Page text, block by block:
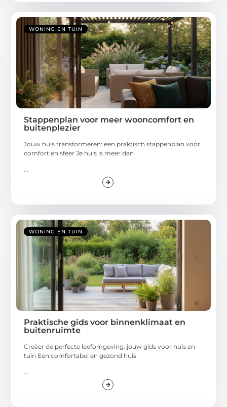
WONING EN TUIN
Stappenplan voor meer wooncomfort en
buitenplezier
Jouw huis transformeren: een praktisch stappenplan voor
comfort en sfeer Je huis is meer dan
...
WONING EN TUIN
Praktische gids voor binnenklimaat en
buitenruimte
Creëer de perfecte leefomgeving: jouw gids voor huis en
tuin Een comfortabel en gezond huis
...